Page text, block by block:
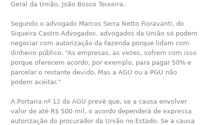
Geral da União, João Bosco Teixeira.
Segundo o advogado Marcos Serra Netto Fioravanti, do
Siqueira Castro Advogados, advogados da União só podem
negociar com autorização da Fazenda porque lidam com
dinheiro público. “As empresas, às vezes, sofrem com isso
porque oferecem acordo, por exemplo, para pagar 50% e
parcelar o restante devido. Mas a AGU ou a PGU não
podem aceitar.”
A Portaria nº 12 da AGU prevê que, se a causa envolver
valor de até R$ 500 mil, o acordo dependerá de expressa
autorização do procurador da União no Estado. Se a causa